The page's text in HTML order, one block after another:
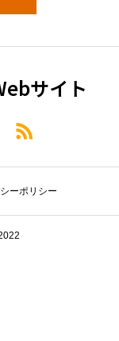
サイト
ーポリシー